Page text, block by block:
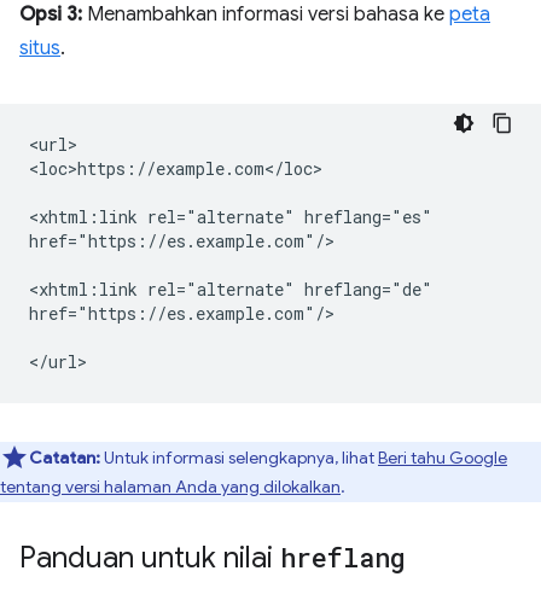
Opsi 3: Menambahkan informasi versi bahasa ke peta
situs.
<url>
<loc>https://example.com</loc>
<xhtml:link rel="alternate" hreflang="es"
href="https://es.example.com"/>
<xhtml:link rel="alternate" hreflang="de"
href="https://es.example.com"/>
Catatan:Untuk informasi selengkapnya, lihatBeri tahu Google
tentang versi halaman Anda yang dilokalkan.
Panduan untuk nilai hreflang